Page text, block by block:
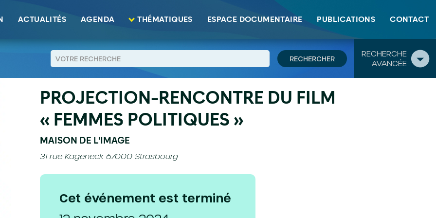
ACTUALITÉS AGENDA THÉMATIQUES ESPACE DOCUMENTAIRE PUBLICATIONS CONTACT
RECHERCHE
AVANCÉE
politiques"
RETOUR
PROJECTION-RENCONTRE DU FILM
« FEMMES POLITIQUES »
MAISON DE L'IMAGE
31 rue Kageneck 67000 Strasbourg
Cet événement est terminé